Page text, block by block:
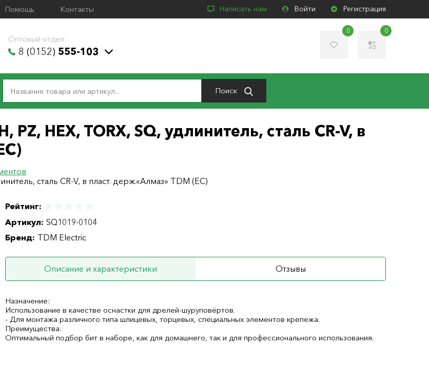
Помощь Контакты Написать нам Войти Регистрация
Оптовый отдел:
8 (0152) 555-103
0 0
Поиск
HEX, TORX, SQ, удлинитель, сталь CR-V, в
сталь CR-V, в пласт. держ.«Алмаз» TDM (ЕС)
Рейтинг:
Артикул: SQ1019-0104
Бренд: TDM Electric
Описание и характеристики Отзывы
Назначение:
Использование в качестве оснастки для дрелей-шуруповёртов.
- Для монтажа различного типа шлицевых, торцевых, специальных элементов крепежа.
Преимущества:
Оптимальный подбор бит в наборе, как для домашнего, так и для профессионального использования.